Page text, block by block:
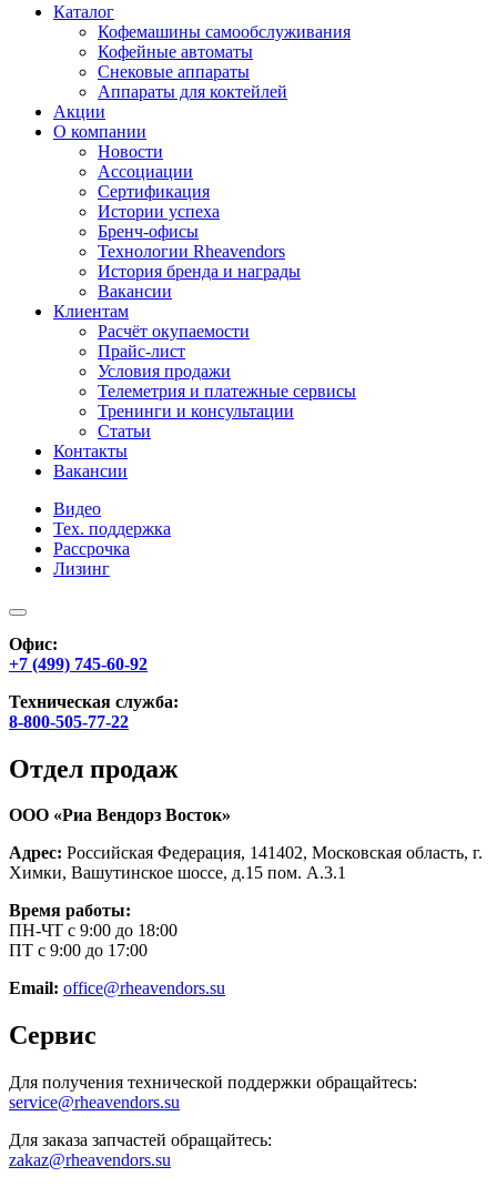
Каталог
Кофемашины самообслуживания
Кофейные автоматы
Снековые аппараты
Аппараты для коктейлей
Акции
О компании
Новости
Ассоциации
Сертификация
Истории успеха
Бренч-офисы
Технологии Rheavendors
История бренда и награды
Вакансии
Клиентам
Расчёт окупаемости
Прайс-лист
Условия продажи
Телеметрия и платежные сервисы
Тренинги и консультации
Статьи
Контакты
Вакансии
Видео
Тех. поддержка
Рассрочка
Лизинг
Офис:
+7 (499) 745-60-92
Техническая служба:
8-800-505-77-22
Отдел продаж
ООО «Риа Вендорз Восток»
Адрес: Российская Федерация, 141402, Московская область, г.
Химки, Вашутинское шоссе, д.15 пом. А.3.1
Время работы:
ПН-ЧТ с 9:00 до 18:00
ПТ с 9:00 до 17:00
Email: office@rheavendors.su
Сервис
Для получения технической поддержки обращайтесь:
service@rheavendors.su
Для заказа запчастей обращайтесь:
zakaz@rheavendors.su